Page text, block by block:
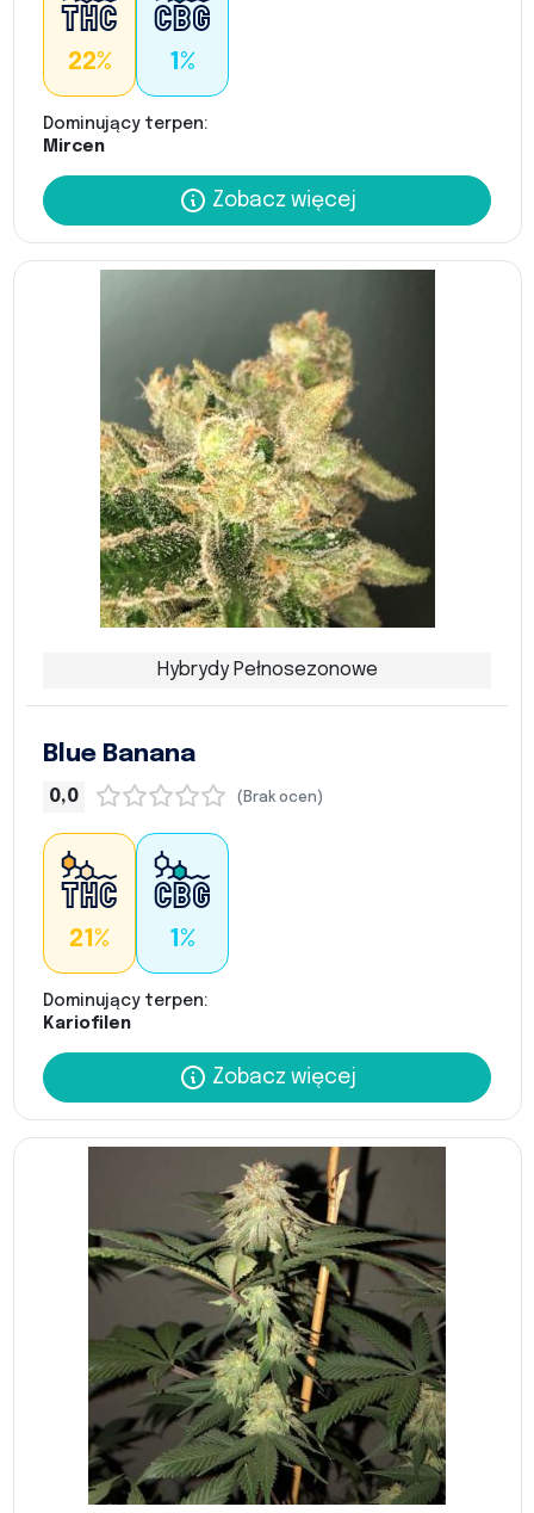
22% 1%
Dominujący terpen:
Mircen
Zobacz więcej
Hybrydy Pełnosezonowe
Blue Banana
0,0 (Brak ocen)
21% 1%
Dominujący terpen:
Kariofilen
Zobacz więcej